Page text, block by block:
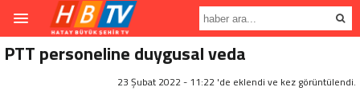
PTT personeline duygusal veda
23 Şubat 2022 - 11:22 'de eklendi ve kez görüntülendi.